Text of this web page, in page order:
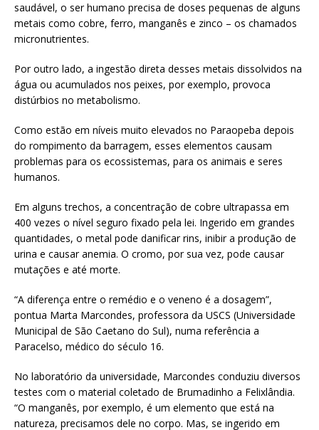
saudável, o ser humano precisa de doses pequenas de alguns
metais como cobre, ferro, manganês e zinco – os chamados
micronutrientes.
Por outro lado, a ingestão direta desses metais dissolvidos na
água ou acumulados nos peixes, por exemplo, provoca
distúrbios no metabolismo.
Como estão em níveis muito elevados no Paraopeba depois
do rompimento da barragem, esses elementos causam
problemas para os ecossistemas, para os animais e seres
humanos.
Em alguns trechos, a concentração de cobre ultrapassa em
400 vezes o nível seguro fixado pela lei. Ingerido em grandes
quantidades, o metal pode danificar rins, inibir a produção de
urina e causar anemia. O cromo, por sua vez, pode causar
mutações e até morte.
“A diferença entre o remédio e o veneno é a dosagem”,
pontua Marta Marcondes, professora da USCS (Universidade
Municipal de São Caetano do Sul), numa referência a
Paracelso, médico do século 16.
No laboratório da universidade, Marcondes conduziu diversos
testes com o material coletado de Brumadinho a Felixlândia.
“O manganês, por exemplo, é um elemento que está na
natureza, precisamos dele no corpo. Mas, se ingerido em